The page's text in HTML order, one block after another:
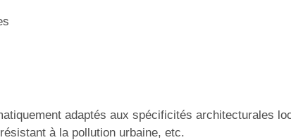
adaptés aux spécificités architecturales
à la pollution urbaine, etc.